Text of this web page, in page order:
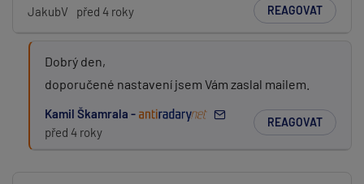
JakubV před 4 roky REAGOVAT
Dobrý den,
doporučené nastavení jsem Vám zaslal mailem.
Kamil Škamrala -
před 4 roky
REAGOVAT